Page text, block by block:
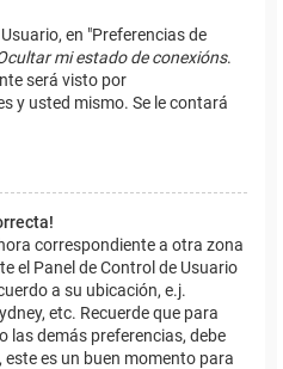
en "Preferencias de
mi estado de conexións.
será visto por
y usted mismo. Se le contará
correspondiente a otra zona
el Panel de Control de Usuario
a su ubicación, e.j.
etc. Recuerde que para
las demás preferencias, debe
es un buen momento para